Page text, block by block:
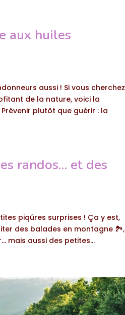
aux huiles
aussi ! Si vous cherchez
de la nature, voici la
plutôt que guérir : la
randos… et des
piqûres surprises ! Ça y est,
des balades en montagne 🏞️,
mais aussi des petites...